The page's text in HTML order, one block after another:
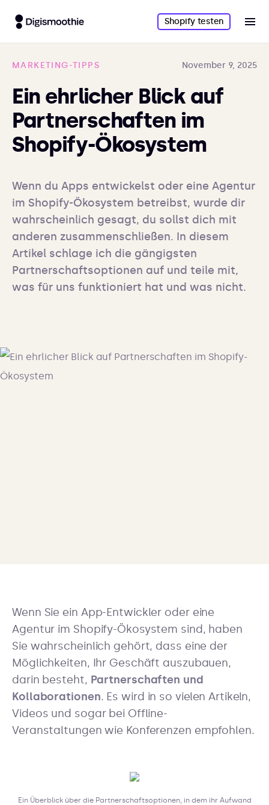
Shopify testen
MARKETING-TIPPS November 9, 2025
Ein ehrlicher Blick auf
Partnerschaften im
Shopify-Ökosystem
Wenn du Apps entwickelst oder eine Agentur
im Shopify-Ökosystem betreibst, wurde dir
wahrscheinlich gesagt, du sollst dich mit
anderen zusammenschließen. In diesem
Artikel schlage ich die gängigsten
Partnerschaftsoptionen auf und teile mit,
was für uns funktioniert hat und was nicht.
Wenn Sie ein App-Entwickler oder eine
Agentur im Shopify-Ökosystem sind, haben
Sie wahrscheinlich gehört, dass eine der
Möglichkeiten, Ihr Geschäft auszubauen,
darin besteht, Partnerschaften und
Kollaborationen. Es wird in so vielen Artikeln,
Videos und sogar bei Offline-
Veranstaltungen wie Konferenzen empfohlen.
Ein Überblick über die Partnerschaftsoptionen, in dem ihr Aufwand